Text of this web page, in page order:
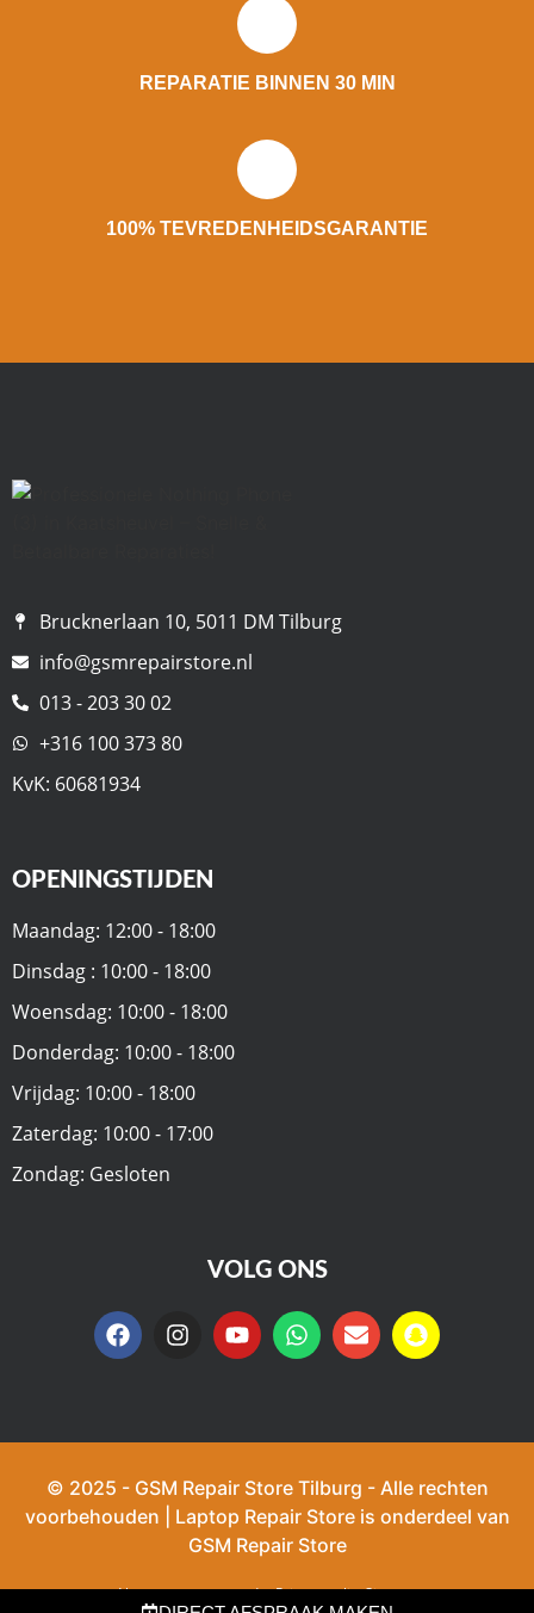
REPARATIE BINNEN 30 MIN
100% TEVREDENHEIDSGARANTIE
Brucknerlaan 10, 5011 DM Tilburg
info@gsmrepairstore.nl
013 - 203 30 02
+316 100 373 80
KvK: 60681934
OPENINGSTIJDEN
Maandag: 12:00 - 18:00
Dinsdag : 10:00 - 18:00
Woensdag: 10:00 - 18:00
Donderdag: 10:00 - 18:00
Vrijdag: 10:00 - 18:00
Zaterdag: 10:00 - 17:00
Zondag: Gesloten
VOLG ONS
© 2025 - GSM Repair Store Tilburg - Alle rechten
voorbehouden | Laptop Repair Store is onderdeel van
GSM Repair Store
Algemene voorwaardenPrivacy policySitemap